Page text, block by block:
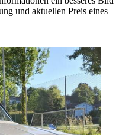
und aktuellen Preis eines